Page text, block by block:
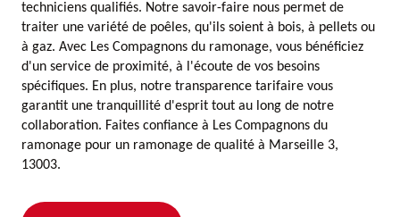
techniciens qualifiés. Notre savoir-faire nous permet de
traiter une variété de poêles, qu'ils soient à bois, à pellets ou
à gaz. Avec Les Compagnons du ramonage, vous bénéficiez
d'un service de proximité, à l'écoute de vos besoins
spécifiques. En plus, notre transparence tarifaire vous
garantit une tranquillité d'esprit tout au long de notre
collaboration. Faites confiance à Les Compagnons du
ramonage pour un ramonage de qualité à Marseille 3,
13003.